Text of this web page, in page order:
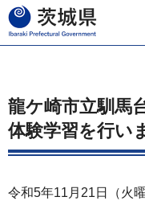
茨城県
龍ケ崎市立馴馬
体験学習を行い
令和5年11月21日（火